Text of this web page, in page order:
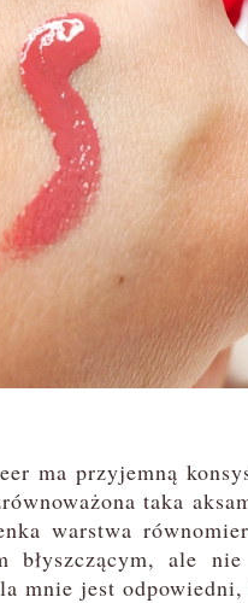
ma przyjemną
taka
warstwa
błyszczącym, ale
mnie jest